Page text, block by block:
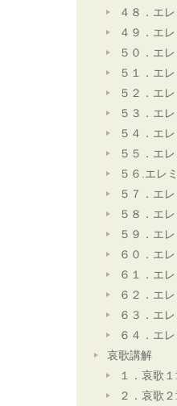
４８．エ
４９．エ
５０．エ
５１．エ
５２．エ
５３．エ
５４．エ
５５．エ
５６.エレ
５７．エ
５８．エ
５９．エ
６０．エ
６１．エ
６２．エ
６３．エ
６４．エ
哀歌講解
１．哀歌
２．哀歌